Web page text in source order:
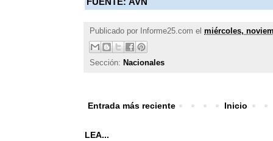
Publicado por Informe25.com el miércoles,
Sección: Nacionales
Entrada más reciente Inicio
LEA...